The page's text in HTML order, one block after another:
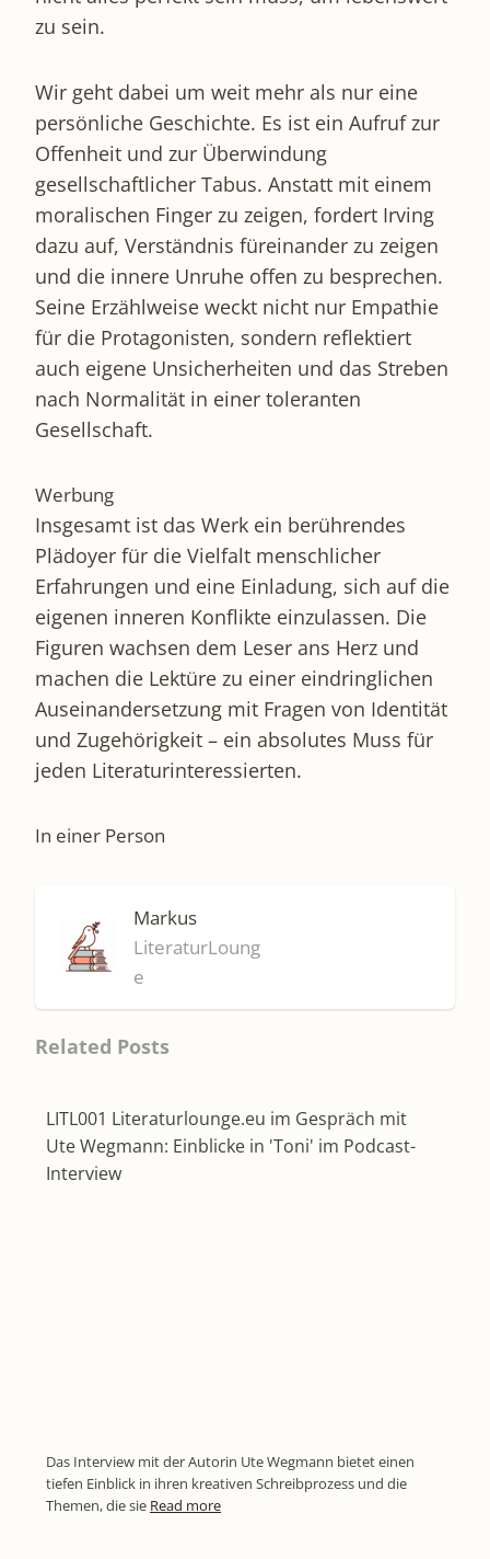
zu sein.
Wir geht dabei um weit mehr als nur eine
persönliche Geschichte. Es ist ein Aufruf zur
Offenheit und zur Überwindung
gesellschaftlicher Tabus. Anstatt mit einem
moralischen Finger zu zeigen, fordert Irving
dazu auf, Verständnis füreinander zu zeigen
und die innere Unruhe offen zu besprechen.
Seine Erzählweise weckt nicht nur Empathie
für die Protagonisten, sondern reflektiert
auch eigene Unsicherheiten und das Streben
nach Normalität in einer toleranten
Gesellschaft.
Werbung
Insgesamt ist das Werk ein berührendes
Plädoyer für die Vielfalt menschlicher
Erfahrungen und eine Einladung, sich auf die
eigenen inneren Konflikte einzulassen. Die
Figuren wachsen dem Leser ans Herz und
machen die Lektüre zu einer eindringlichen
Auseinandersetzung mit Fragen von Identität
und Zugehörigkeit – ein absolutes Muss für
jeden Literaturinteressierten.
In einer Person
Markus
LiteraturLoung
e
Related Posts
LITL001 Literaturlounge.eu im Gespräch mit
Ute Wegmann: Einblicke in 'Toni' im Podcast-
Interview
Das Interview mit der Autorin Ute Wegmann bietet einen
tiefen Einblick in ihren kreativen Schreibprozess und die
Themen, die sie Read more